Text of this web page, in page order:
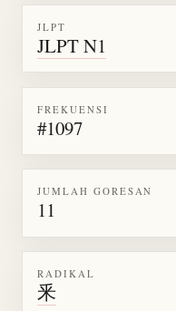
JLPT
JLPT N1
FREKUENSI
#1097
JUMLAH GORESAN
11
RADIKAL
釆